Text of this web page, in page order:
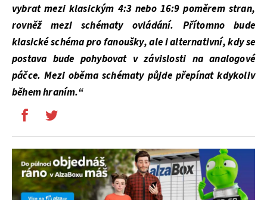
vybrat mezi klasickým 4:3 nebo 16:9 poměrem stran,
rovněž mezi schématy ovládání. Přítomno bude
klasické schéma pro fanoušky, ale i alternativní, kdy se
postava bude pohybovat v závislosti na analogové
páčce. Mezi oběma schématy půjde přepínat kdykoliv
během hraním.“